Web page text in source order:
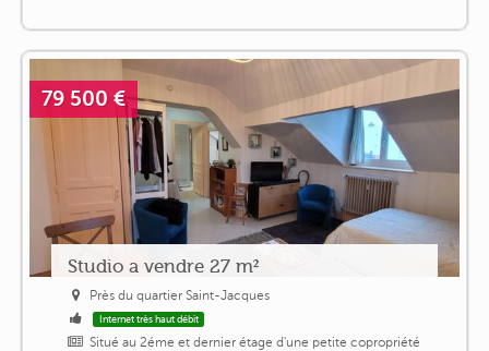
79 500 €
Studio a vendre 27 m²
Près du quartier Saint-Jacques
Internet très haut débit
Situé au 2éme et dernier étage d'une petite copropriété